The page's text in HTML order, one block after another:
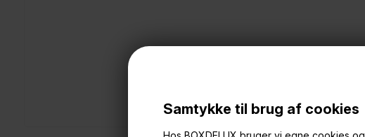
Samtykke til brug af cookies